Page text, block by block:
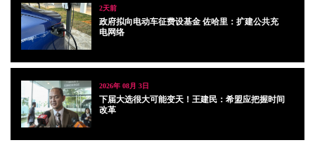
2天前
政府拟向电动车征费设基金 佐哈里：扩建公共充
电网络
2026年 08月 3日
下届大选很大可能变天！王建民：希盟应把握时间
改革